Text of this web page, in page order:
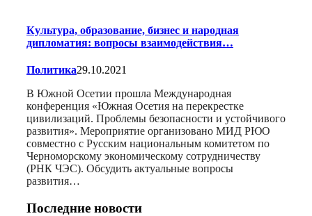
Культура, образование, бизнес и народная
дипломатия: вопросы взаимодействия…
Политика29.10.2021
В Южной Осетии прошла Международная
конференция «Южная Осетия на перекрестке
цивилизаций. Проблемы безопасности и устойчивого
развития». Мероприятие организовано МИД РЮО
совместно с Русским национальным комитетом по
Черноморскому экономическому сотрудничеству
(РНК ЧЭС). Обсудить актуальные вопросы
развития…
Последние новости